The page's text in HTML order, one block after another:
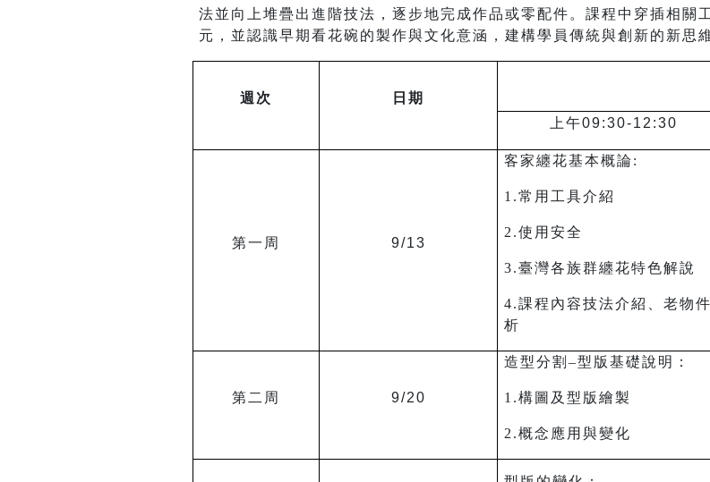
法並向上堆疊出進階技法，逐步地完成作品或零配件。課程中穿插相關
元，並認識早期看花碗的製作與文化意涵，建構學員傳統與創新的新思維
週次 日期
上午09:30-12:30
第一周 9/13
客家纏花基本概論:
1.常用工具介紹
2.使用安全
3.臺灣各族群纏花特色解說
4.課程內容技法介紹、老物
析
第二周 9/20
造型分割–型版基礎說明：
1.構圖及型版繪製
2.概念應用與變化